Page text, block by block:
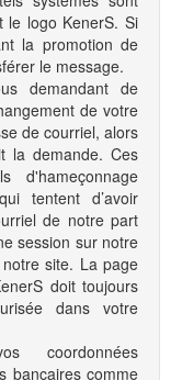
le logo KenerS. Si
la promotion de
le message.
demandant de
de votre
de courriel, alors
la demande. Ces
d'hameçonnage
tentent d’avoir
de notre part
session sur notre
site. La page
doit toujours
dans votre
coordonnées
bancaires comme